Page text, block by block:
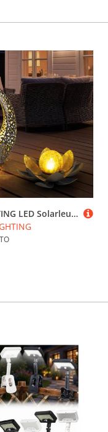
GLOBO LIGHTING LED Solarleuchte, LED-Leuchtmittel fest verbaut, Warmweiß, Solarlampe Gartendeko Lotusblumen Außenleuchte Terrassenlampe 2er Set